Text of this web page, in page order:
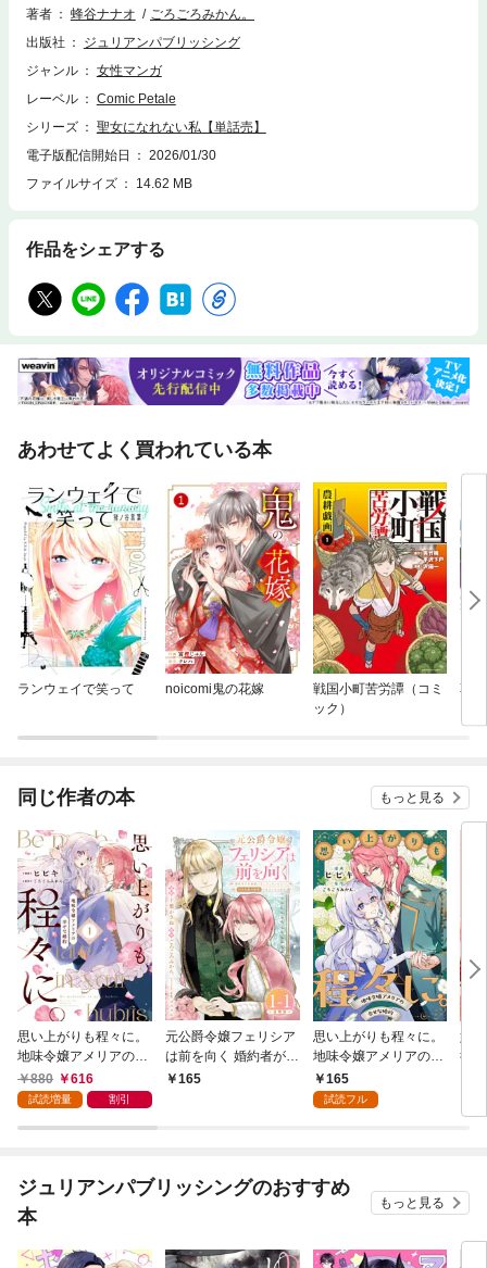
しくてたまらない――。だから……私は賭けに出ることにした。記憶を取
著者 蜂谷ナナオ
ごろごろみかん。
出版社
ジュリアンパブリッシング
ジャンル
女性マンガ
レーベル
Comic Petale
シリーズ
聖女になれない私【単話売】
電子版配信開始日
2026/01/30
ファイルサイズ
14.62 MB
作品をシェアする
あわせてよく買われている本
ランウェイで笑って noicomi鬼の花嫁
戦国小町苦労譚（コミ
ック）
草
子
同じ作者の本 もっと見る
思い上がりも程々に。
地味令嬢アメリアの幸
せな婚約: 1【イラスト
特典付】
880 616
試読増量 割引
元公爵令嬢フェリシア
は前を向く 婚約者がお
姉様に恋してしまった
165
思い上がりも程々に。
地味令嬢アメリアの幸
せな婚約 【連載版】:
1
165
試読フル
婚
役
ジュリアンパブリッシングのおすすめ
本
もっと見る